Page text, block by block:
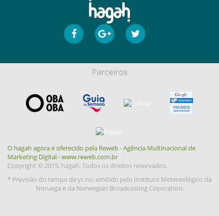
Parceiros
O hagah agora é oferecido pela Reweb - Agência Multinacional de
Marketing Digital - www.reweb.com.br
Copyright © 2015, hagah. Todos os direitos reservados.
* Previsão do tempo de yr.no, emitido pelo Instituto Metereológico da
Noruega e da Norwegian Broadcasting Coporation.